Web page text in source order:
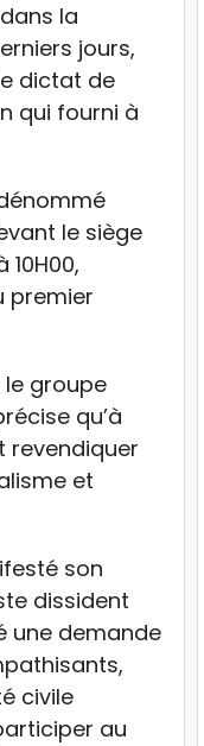
la
jours,
dictat de
qui fourni à
le siège
premier
le groupe
qu’à
revendiquer
et
son
dissident
une demande
civile
au